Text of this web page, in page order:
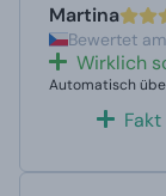
Martina
Bewertet
Wirklich
Automatisch